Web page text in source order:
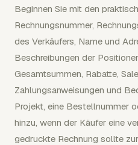
Beginnen Sie mit den
Rechnungsnummer,
des Verkäufers, Name und
Beschreibungen der
Gesamtsummen, Rabatte,
Zahlungsanweisungen und
Projekt, eine Bestellnummer
hinzu, wenn der Käufer eine
gedruckte Rechnung sollte